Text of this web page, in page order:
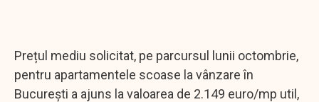
Prețul mediu solicitat, pe parcursul lunii octombrie,
pentru apartamentele scoase la vânzare în
București a ajuns la valoarea de 2.149 euro/mp util,